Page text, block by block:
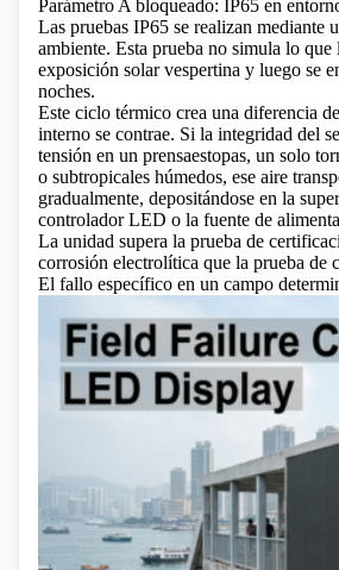
Parámetro A bloqueado: IP65 en
Las pruebas IP65 se realizan mediante
ambiente. Esta prueba no simula lo que
exposición solar vespertina y luego se
noches.
Este ciclo térmico crea una diferencia
interno se contrae. Si la integridad del
tensión en un prensaestopas, un solo
o subtropicales húmedos, ese aire
gradualmente, depositándose en la
controlador LED o la fuente de
La unidad supera la prueba de
corrosión electrolítica que la prueba de
El fallo específico en un campo